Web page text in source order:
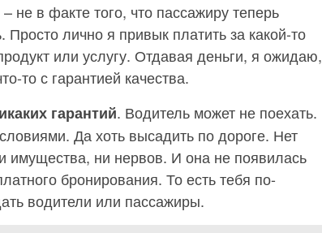
не в факте того, что пассажиру теперь
Просто лично я привык платить за какой-то
или услугу. Отдавая деньги, я ожидаю,
то с гарантией качества.
гарантий. Водитель может не поехать.
Да хоть высадить по дороге. Нет
имущества, ни нервов. И она не появилась
бронирования. То есть тебя по-
водители или пассажиры.